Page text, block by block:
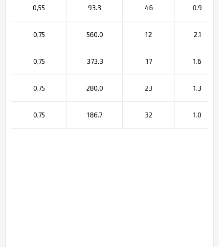
0,55 93.3 46 0.9
0,75 560.0 12 2.1
0,75 373.3 17 1.6
0,75 280.0 23 1.3
0,75 186.7 32 1.0